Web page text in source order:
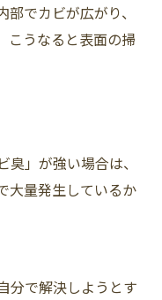
でカビが広がり、
こうなると表面の掃
」が強い場合は、
大量発生しているか
分で解決しようとす